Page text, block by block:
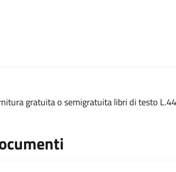
gratuita o semigratuita libri di testo